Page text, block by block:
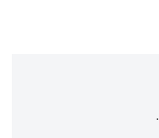
.